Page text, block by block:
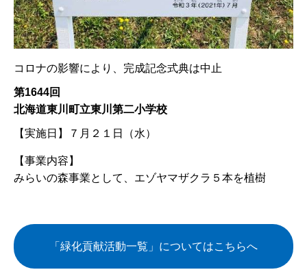
コロナの影響により、完成記念式典は中止
第1644回
北海道東川町立東川第二小学校
【実施日】 ７月２１日（水）
【事業内容】
みらいの森事業として、エゾヤマザクラ５本を植樹
「緑化貢献活動一覧」についてはこちらへ